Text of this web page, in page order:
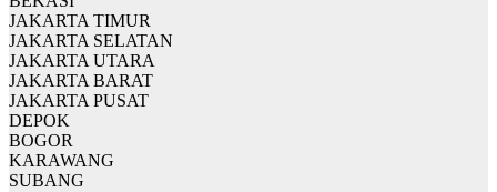
JAKARTA TIMUR
JAKARTA SELATAN
JAKARTA UTARA
JAKARTA BARAT
JAKARTA PUSAT
DEPOK
BOGOR
KARAWANG
SUBANG